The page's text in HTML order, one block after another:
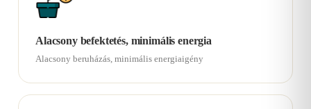
Alacsony befektetés, minimális energia
Alacsony beruházás, minimális energiaigény